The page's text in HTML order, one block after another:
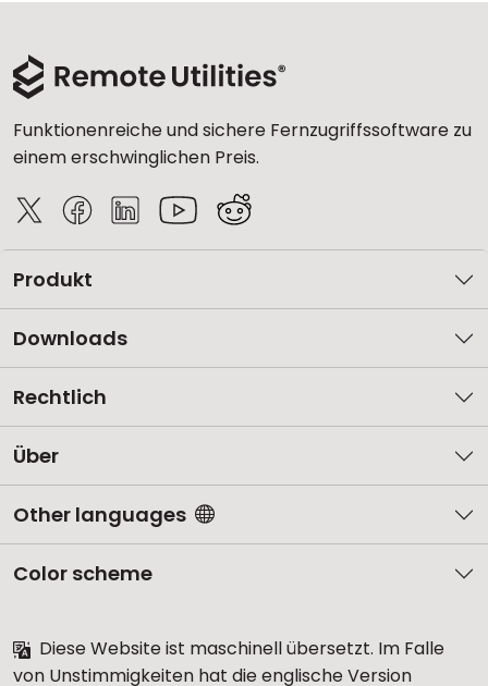
Funktionenreiche und sichere Fernzugriffssoftware zu
einem erschwinglichen Preis.
Produkt
Downloads
Rechtlich
Über
Other languages
Color scheme
Diese Website ist maschinell übersetzt. Im Falle
von Unstimmigkeiten hat die englische Version